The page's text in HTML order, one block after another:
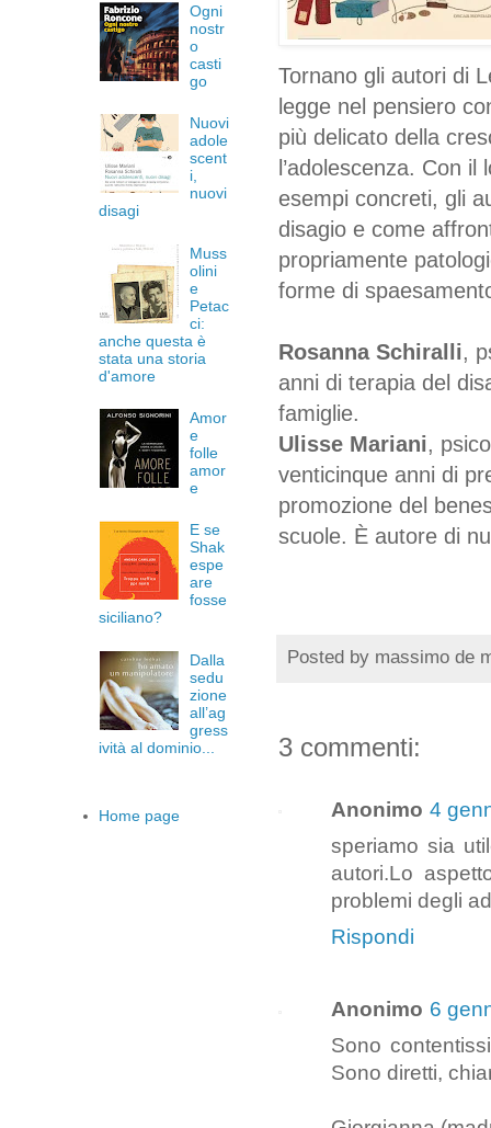
Tornano gli autori di
legge nel pensiero
più delicato della
l’adolescenza. Con
esempi concreti, gli
disagio e come
propriamente
forme di
Rosanna Schiralli,
anni di terapia del
famiglie.
Ulisse Mariani,
venticinque anni di
promozione del
scuole. È autore di
Posted by massimo de
3 commenti:
Anonimo 4
speriamo sia
autori.Lo
problemi degli
Rispondi
Anonimo 6
Sono
Sono diretti,
Ogni
nostr
o
casti
go
Nuovi
adole
scent
i,
nuovi
disagi
Muss
olini
e
Petac
ci:
anche questa è
stata una storia
d'amore
Amor
e
folle
amor
e
E se
Shak
espe
are
fosse
siciliano?
Dalla
sedu
zione
all’ag
gress
ività al dominio...
Home page